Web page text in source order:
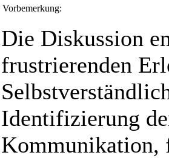
Vorbemerkung:
Die Diskussion
frustrierenden
Identifizierung
Kommunikation,